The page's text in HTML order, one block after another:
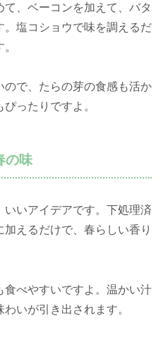
、ベーコンを加えて、バタ
塩コショウで味を調えるだ
で、たらの芽の食感も活か
ったりですよ。
の味
いアイデアです。下処理済
えるだけで、春らしい香り
食べやすいですよ。温かい汁
いが引き出されます。